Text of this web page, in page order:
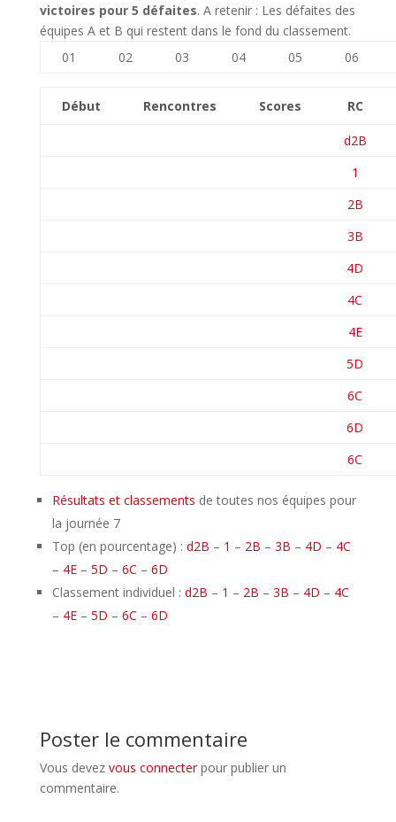
victoires pour 5 défaites. A retenir : Les défaites des
équipes A et B qui restent dans le fond du classement.
01
02 03 04 05 06
Début Rencontres Scores RC
d2B
1
2B
3B
4D
4C
4E
5D
6C
6D
6C
Résultats et classements de toutes nos équipes pour
la journée 7
Top (en pourcentage) : d2B – 1 – 2B – 3B – 4D – 4C
– 4E– 5D – 6C – 6D
Classement individuel : d2B – 1 – 2B – 3B – 4D – 4C
– 4E– 5D – 6C – 6D
Poster le commentaire
Vous devez vous connecterpour publier un
commentaire.